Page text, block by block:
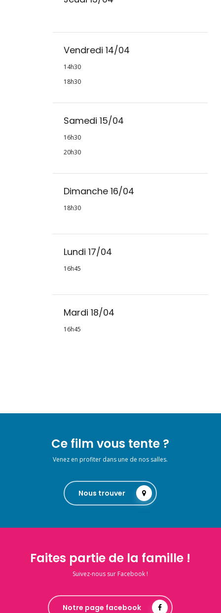
Vendredi 14/04
14h30
18h30
Samedi 15/04
16h30
20h30
Dimanche 16/04
18h30
Lundi 17/04
16h45
Mardi 18/04
16h45
Ce film vous tente ?
Venez en profiter dans une de nos salles.
Nous trouver
Faites partie de la famille !
Suivez-nous sur Facebook !
Notre page facebook